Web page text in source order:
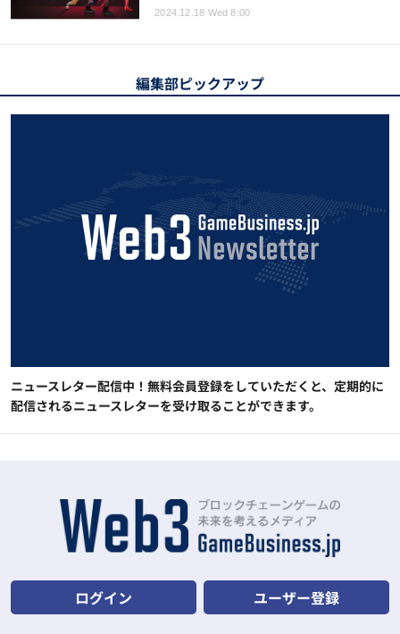
2024.12.18 Wed 8:00
編集部ピックアップ
ニュースレター配信中！無料会員登録をしていただくと、定期的に
配信されるニュースレターを受け取ることができます。
ログイン ユーザー登録